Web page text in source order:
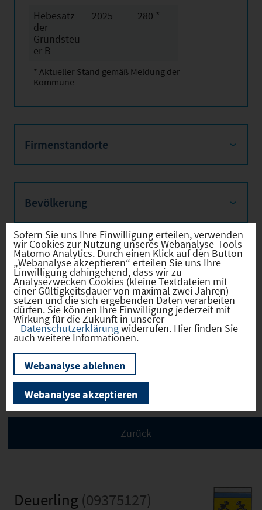
Hebesatz
der
Grundsteu
er B
2025 280 *
* Aktueller Stand gemäß Meldung der
Kommune
Firmenstandorte
Bevölkerung
Sozialvers. Beschäftigte
Verkehrsinfrastruktur
Kommunale Infrastruktur
Deuerling (09375127)
Sofern Sie uns Ihre Einwilligung erteilen, verwenden
wir Cookies zur Nutzung unseres Webanalyse-Tools
Matomo Analytics. Durch einen Klick auf den Button
„Webanalyse akzeptieren“ erteilen Sie uns Ihre
Einwilligung dahingehend, dass wir zu
Analysezwecken Cookies (kleine Textdateien mit
einer Gültigkeitsdauer von maximal zwei Jahren)
setzen und die sich ergebenden Daten verarbeiten
dürfen. Sie können Ihre Einwilligung jederzeit mit
Wirkung für die Zukunft in unserer
Datenschutzerklärungwiderrufen. Hier finden Sie
auch weitere Informationen.
Webanalyse ablehnen
Webanalyse akzeptieren